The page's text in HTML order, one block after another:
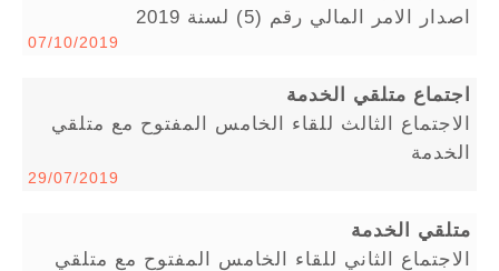
اصدار الامر المالي رقم (5) لسنة 2019
07/10/2019
اجتماع متلقي الخدمة
الاجتماع الثالث للقاء الخامس المفتوح مع متلقي
الخدمة
29/07/2019
متلقي الخدمة
الاجتماع الثاني للقاء الخامس المفتوح مع متلقي